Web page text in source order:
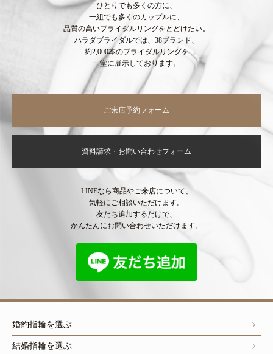
ひとりでも多くの方に、
一組でも多くのカップルに、
品質の高いブライダルリングをとどけたい。
ハラダブライダルでは、38ブランド、
約2,000本のブライダルリングを
一堂に展示しております。
ご来店予約フォーム
資料請求・お問い合わせフォーム
LINEなら商品やご来店について、
気軽にご相談いただけます。
友だち追加するだけで、
かんたんにお問い合わせいただけます。
婚約指輪を選ぶ
結婚指輪を選ぶ